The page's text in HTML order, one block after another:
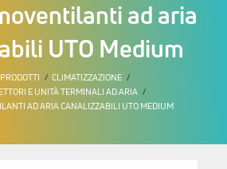
ad aria
UTO Medium
PRODOTTI
CLIMATIZZAZIONE
E UNITÀ TERMINALI AD ARIA
AD ARIA CANALIZZABILI UTO MEDIUM